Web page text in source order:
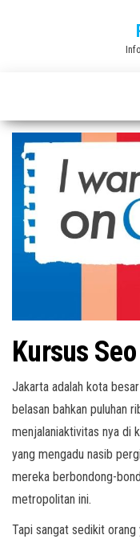
Kursus
Jakarta adalah kota
belasan bahkan puluhan
menjalaniaktivitas nya di
yang mengadu nasib
mereka berbondong-
metropolitan ini.
Tapi sangat sedikit